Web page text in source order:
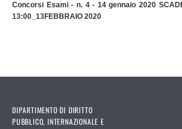
Concorsi Esami - n. 4 - 14 gennaio 2020
13:00_13FEBBRAIO 2020
DIPARTIMENTO DI DIRITTO
PUBBLICO, INTERNAZIONALE E